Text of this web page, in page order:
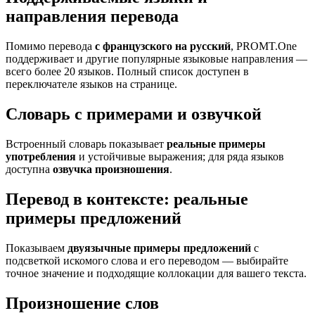
направления перевода
Помимо перевода с французского на русский, PROMT.One
поддерживает и другие популярные языковые направления —
всего более 20 языков. Полный список доступен в
переключателе языков на странице.
Словарь с примерами и озвучкой
Встроенный словарь показывает реальные примеры
употребления и устойчивые выражения; для ряда языков
доступна озвучка произношения.
Перевод в контексте: реальные
примеры предложений
Показываем двуязычные примеры предложений с
подсветкой искомого слова и его переводом — выбирайте
точное значение и подходящие коллокации для вашего текста.
Произношение слов